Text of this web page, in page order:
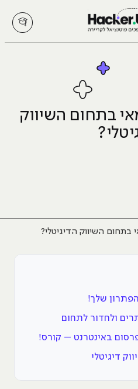
בתחום השיווק
בתחום השיווק הדיגיטלי?
שלך!
ולחדור לתחום
באינטרנט – קורס!
דיגיטלי